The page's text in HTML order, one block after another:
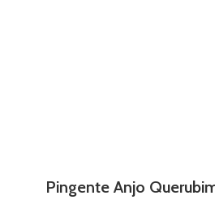
Pingente Anjo